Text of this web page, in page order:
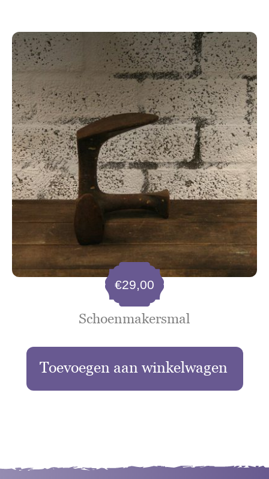
Schoenmakersmal
€29,00
Toevoegen aan winkelwagen